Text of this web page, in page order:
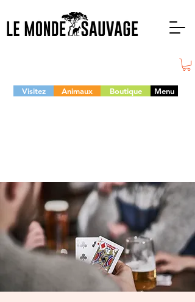
Visitez Animaux Boutique Menu